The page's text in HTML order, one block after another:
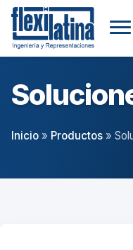
Skip
content
Inicio » Productos »